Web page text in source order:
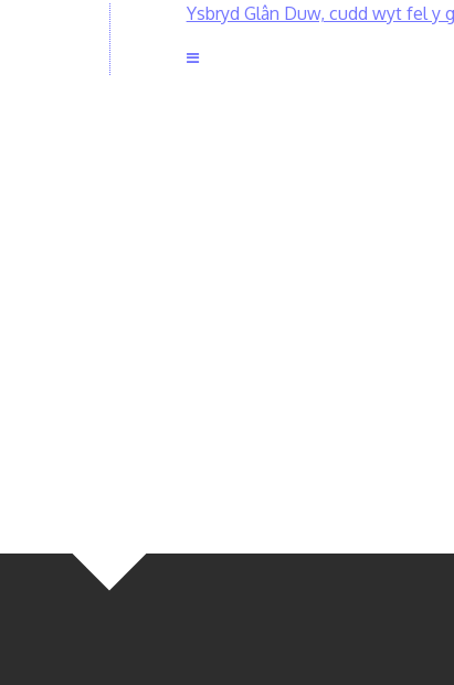
Ysbryd Glân Duw, cudd wyt fel y